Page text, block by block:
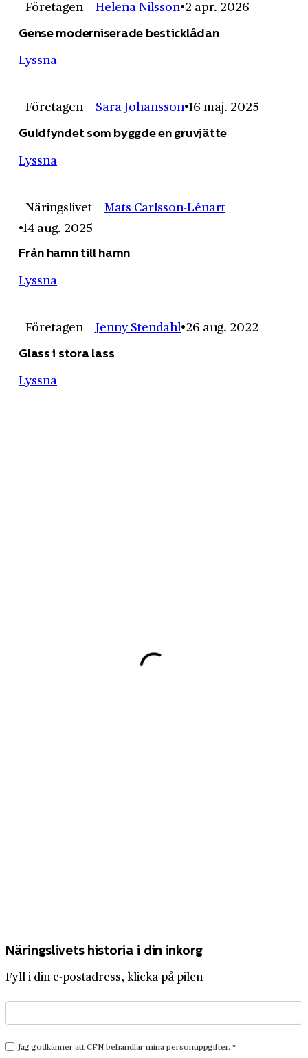
Företagen Helena Nilsson 2 apr. 2026
Gense moderniserade besticklådan
Lyssna
Företagen Sara Johansson 16 maj. 2025
Guldfyndet som byggde en gruvjätte
Lyssna
Näringslivet
Mats Carlsson-Lénart
14 aug. 2025
Från hamn till hamn
Lyssna
Företagen Jenny Stendahl 26 aug. 2022
Glass i stora lass
Lyssna
Näringslivets historia i din inkorg
Fyll i din e-postadress, klicka på pilen